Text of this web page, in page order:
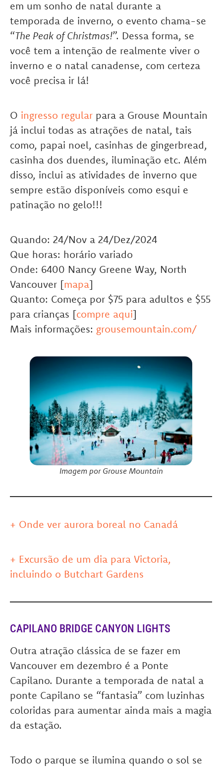
em um sonho de natal durante a
temporada de inverno, o evento chama-se
“The Peak of Christmas!”. Dessa forma, se
você tem a intenção de realmente viver o
inverno e o natal canadense, com certeza
você precisa ir lá!
O ingresso regular para a Grouse Mountain
já inclui todas as atrações de natal, tais
como, papai noel, casinhas de gingerbread,
casinha dos duendes, iluminação etc. Além
disso, inclui as atividades de inverno que
sempre estão disponíveis como esqui e
patinação no gelo!!!
Quando: 24/Nov a 24/Dez/2024
Que horas: horário variado
Onde: 6400 Nancy Greene Way, North
Vancouver [mapa]
Quanto: Começa por $75 para adultos e $55
para crianças [compre aqui]
Mais informações: grousemountain.com/
Imagem por Grouse Mountain
+ Onde ver aurora boreal no Canadá
+ Excursão de um dia para Victoria,
incluindo o Butchart Gardens
CAPILANO BRIDGE CANYON LIGHTS
Outra atração clássica de se fazer em
Vancouver em dezembro é a Ponte
Capilano. Durante a temporada de natal a
ponte Capilano se “fantasia” com luzinhas
coloridas para aumentar ainda mais a magia
da estação.
Todo o parque se ilumina quando o sol se